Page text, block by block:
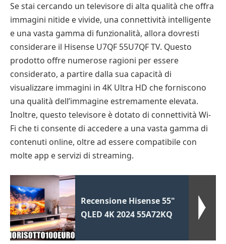
Se stai cercando un televisore di alta qualità che offra
immagini nitide e vivide, una connettività intelligente
e una vasta gamma di funzionalità, allora dovresti
considerare il Hisense U7QF 55U7QF TV. Questo
prodotto offre numerose ragioni per essere
considerato, a partire dalla sua capacità di
visualizzare immagini in 4K Ultra HD che forniscono
una qualità dell’immagine estremamente elevata.
Inoltre, questo televisore è dotato di connettività Wi-
Fi che ti consente di accedere a una vasta gamma di
contenuti online, oltre ad essere compatibile con
molte app e servizi di streaming.
Recensione Hisense 55"
QLED 4K 2024 55A72KQ